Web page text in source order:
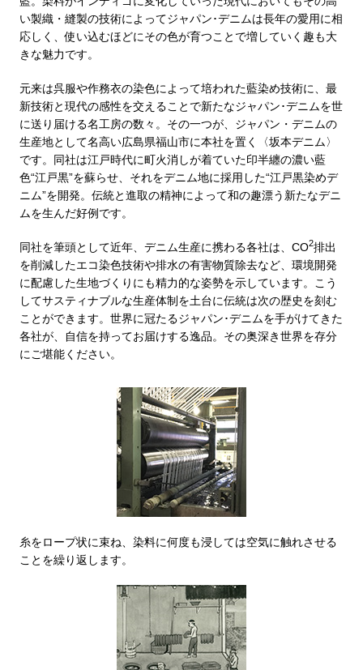
【特集】食彩倶楽部
ブルゾン
その他
トップス
Tシャツ／カッ
ポロシャツ
シャツ／ブラ
タンクトップ
スーツ
い製織・縫製の技術によってジャパン･デニムは長年の愛用に相
応しく、使い込むほどにその色が育つことで増していく趣も大
きな魅力です。
元来は呉服や作務衣の染色によって培われた藍染め技術に、最
新技術と現代の感性を交えることで新たなジャパン･デニムを世
に送り届ける名工房の数々。その一つが、ジャパン・デニムの
生産地として名高い広島県福山市に本社を置く〈坂本デニム〉
です。同社は江戸時代に町火消しが着ていた印半纏の濃い藍
色“江戸黒”を蘇らせ、それをデニム地に採用した“江戸黒染めデ
ニム”を開発。伝統と進取の精神によって和の趣漂う新たなデニ
ムを生んだ好例です。
同社を筆頭として近年、デニム生産に携わる各社は、CO2排出
を削減したエコ染色技術や排水の有害物質除去など、環境開発
に配慮した生地づくりにも精力的な姿勢を示しています。こう
してサスティナブルな生産体制を土台に伝統は次の歴史を刻む
ことができます。世界に冠たるジャパン･デニムを手がけてきた
各社が、自信を持ってお届けする逸品。その奥深き世界を存分
にご堪能ください。
糸をロープ状に束ね、染料に何度も浸しては空気に触れさせる
ことを繰り返します。